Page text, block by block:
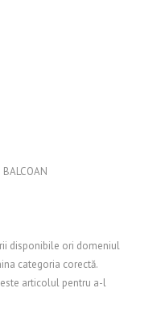
BALCOAN
disponibile ori domeniul
categoria corectă.
articolul pentru a-l